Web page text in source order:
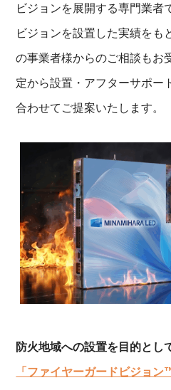
ビジョンを展開する専門業者
ビジョンを設置した実績をも
の事業者様からのご相談もお
定から設置・アフターサポー
合わせてご提案いたします。
防火地域への設置を目的とし
「ファイヤーガードビジョン